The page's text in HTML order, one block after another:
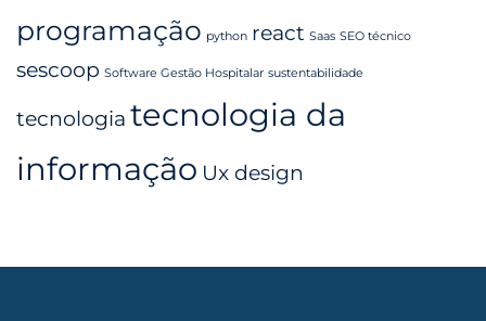
programação python react Saas SEO técnico
sescoop Software Gestão Hospitalar sustentabilidade
tecnologia tecnologia da
informação Ux design